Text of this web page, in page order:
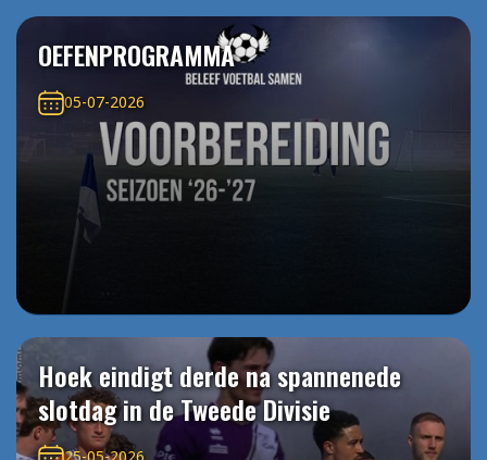
OEFENPROGRAMMA
05-07-2026
Hoek eindigt derde na spannenede
slotdag in de Tweede Divisie